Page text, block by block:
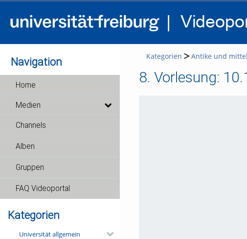
Navigation
Home
Medien
Channels
Alben
Gruppen
FAQ Videoportal
Kategorien
Universität allgemein
Kategorien Antike und
8. Vorlesung: